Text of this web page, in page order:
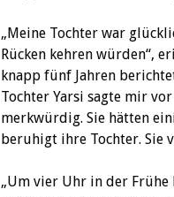
„Meine Tochter war
Rücken kehren würden“,
knapp fünf Jahren
Tochter Yarsi sagte mir
merkwürdig. Sie hätten
beruhigt ihre Tochter. Sie
„Um vier Uhr in der Frühe